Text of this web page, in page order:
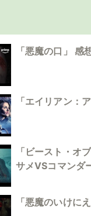
「悪魔の口」
「エイリアン：
「ビースト・
サメVSコマンダ
「悪魔のいけに